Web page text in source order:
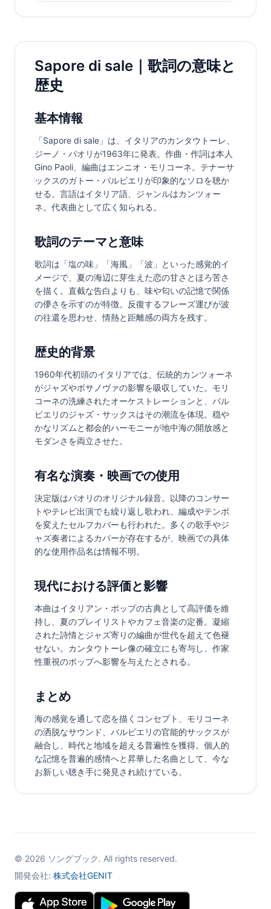
Sapore di sale｜歌詞の意味と
歴史
基本情報
「Sapore di sale」は、イタリアのカンタウトーレ、
ジーノ・パオリが1963年に発表。作曲・作詞は本人
Gino Paoli、編曲はエンニオ・モリコーネ。テナーサ
ックスのガトー・バルビエリが印象的なソロを聴か
せる。言語はイタリア語、ジャンルはカンツォー
ネ。代表曲として広く知られる。
歌詞のテーマと意味
歌詞は「塩の味」「海風」「波」といった感覚的イ
メージで、夏の海辺に芽生えた恋の甘さとほろ苦さ
を描く。直截な告白よりも、味や匂いの記憶で関係
の儚さを示すのが特徴。反復するフレーズ運びが波
の往還を思わせ、情熱と距離感の両方を残す。
歴史的背景
1960年代初頭のイタリアでは、伝統的カンツォーネ
がジャズやボサノヴァの影響を吸収していた。モリ
コーネの洗練されたオーケストレーションと、バル
ビエリのジャズ・サックスはその潮流を体現。穏や
かなリズムと都会的ハーモニーが地中海の開放感と
モダンさを両立させた。
有名な演奏・映画での使用
決定版はパオリのオリジナル録音。以降のコンサー
トやテレビ出演でも繰り返し歌われ、編成やテンポ
を変えたセルフカバーも行われた。多くの歌手やジ
ャズ奏者によるカバーが存在するが、映画での具体
的な使用作品名は情報不明。
現代における評価と影響
本曲はイタリアン・ポップの古典として高評価を維
持し、夏のプレイリストやカフェ音楽の定番。凝縮
された詩情とジャズ寄りの編曲が世代を超えて色褪
せない。カンタウトーレ像の確立にも寄与し、作家
性重視のポップへ影響を与えたとされる。
まとめ
海の感覚を通して恋を描くコンセプト、モリコーネ
の洒脱なサウンド、バルビエリの官能的サックスが
融合し、時代と地域を超える普遍性を獲得。個人的
な記憶を普遍的感情へと昇華した名曲として、今な
お新しい聴き手に発見され続けている。
© 2026 ソングブック. All rights reserved.
開発会社: 株式会社GENIT